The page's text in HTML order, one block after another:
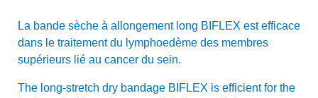
La bande sèche à allongement long BIFLEX est efficace
dans le traitement du lymphoedème des membres
supérieurs lié au cancer du sein.
The long-stretch dry bandage BIFLEX is efficient for the